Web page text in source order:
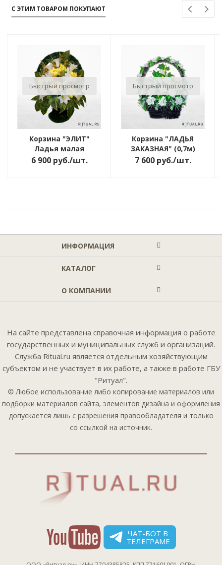
С ЭТИМ ТОВАРОМ ПОКУПАЮТ
Быстрый просмотр
Корзина "ЭЛИТ"
Ладья малая
6 900руб./шт.
Быстрый просмотр
Корзина "ЛАДЬЯ
ЗАКАЗНАЯ" (0,7м)
7 600руб./шт.
ИНФОРМАЦИЯ
КАТАЛОГ
О КОМПАНИИ
На сайте представлена справочная информация о работе
государственных и муниципальных служб и организаций.
Служба Ritual.ru является отдельным хозяйствующим
субъектом и не участвует в их работе, а также в работе ГБУ
"Ритуал".
© Любое использование либо копирование материалов или
подборки материалов сайта, элементов дизайна и оформления
допускается лишь с разрешения правообладателя и только
со ссылкой на источник.
ЧАТ-БОТ В
ТЕЛЕГРАМЕ